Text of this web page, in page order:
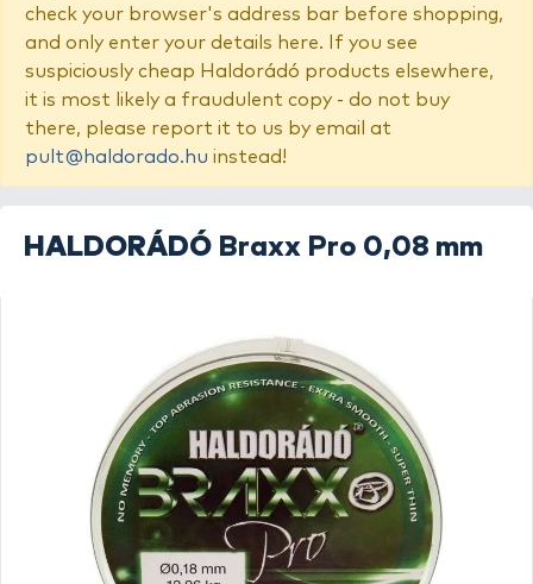
check your browser's address bar before shopping,
and only enter your details here. If you see
suspiciously cheap Haldorádó products elsewhere,
it is most likely a fraudulent copy - do not buy
there, please report it to us by email at
pult@haldorado.hu instead!
HALDORÁDÓ Braxx Pro 0,08 mm